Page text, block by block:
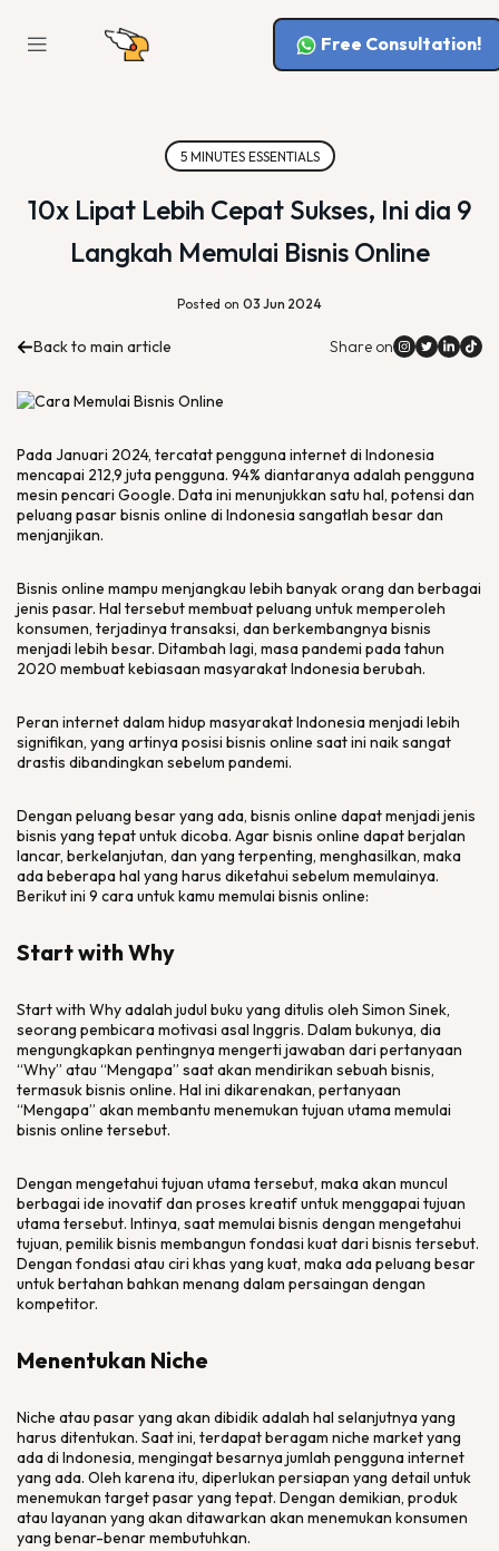
Free Consultation!
5 MINUTES ESSENTIALS
10x Lipat Lebih Cepat Sukses, Ini dia 9
Langkah Memulai Bisnis Online
Posted on 03 Jun 2024
Back to main article Share on
Pada Januari 2024, tercatat pengguna internet di Indonesia
mencapai 212,9 juta pengguna. 94% diantaranya adalah pengguna
mesin pencari Google. Data ini menunjukkan satu hal, potensi dan
peluang pasar bisnis online di Indonesia sangatlah besar dan
menjanjikan.
Bisnis online mampu menjangkau lebih banyak orang dan berbagai
jenis pasar. Hal tersebut membuat peluang untuk memperoleh
konsumen, terjadinya transaksi, dan berkembangnya bisnis
menjadi lebih besar. Ditambah lagi, masa pandemi pada tahun
2020 membuat kebiasaan masyarakat Indonesia berubah.
Peran internet dalam hidup masyarakat Indonesia menjadi lebih
signifikan, yang artinya posisi bisnis online saat ini naik sangat
drastis dibandingkan sebelum pandemi.
Dengan peluang besar yang ada, bisnis online dapat menjadi jenis
bisnis yang tepat untuk dicoba. Agar bisnis online dapat berjalan
lancar, berkelanjutan, dan yang terpenting, menghasilkan, maka
ada beberapa hal yang harus diketahui sebelum memulainya.
Berikut ini 9 cara untuk kamu memulai bisnis online:
Start with Why
Start with Why adalah judul buku yang ditulis oleh Simon Sinek,
seorang pembicara motivasi asal Inggris. Dalam bukunya, dia
mengungkapkan pentingnya mengerti jawaban dari pertanyaan
“Why” atau “Mengapa” saat akan mendirikan sebuah bisnis,
termasuk bisnis online. Hal ini dikarenakan, pertanyaan
“Mengapa” akan membantu menemukan tujuan utama memulai
bisnis online tersebut.
Dengan mengetahui tujuan utama tersebut, maka akan muncul
berbagai ide inovatif dan proses kreatif untuk menggapai tujuan
utama tersebut. Intinya, saat memulai bisnis dengan mengetahui
tujuan, pemilik bisnis membangun fondasi kuat dari bisnis tersebut.
Dengan fondasi atau ciri khas yang kuat, maka ada peluang besar
untuk bertahan bahkan menang dalam persaingan dengan
kompetitor.
Menentukan Niche
Niche atau pasar yang akan dibidik adalah hal selanjutnya yang
harus ditentukan. Saat ini, terdapat beragam niche market yang
ada di Indonesia, mengingat besarnya jumlah pengguna internet
yang ada. Oleh karena itu, diperlukan persiapan yang detail untuk
menemukan target pasar yang tepat. Dengan demikian, produk
atau layanan yang akan ditawarkan akan menemukan konsumen
yang benar-benar membutuhkan.